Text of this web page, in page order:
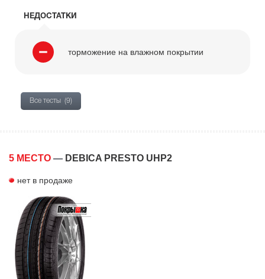
НЕДОСТАТКИ
торможение на влажном покрытии
Все тесты (9)
5 МЕСТО — DEBICA PRESTO UHP2
нет в продаже